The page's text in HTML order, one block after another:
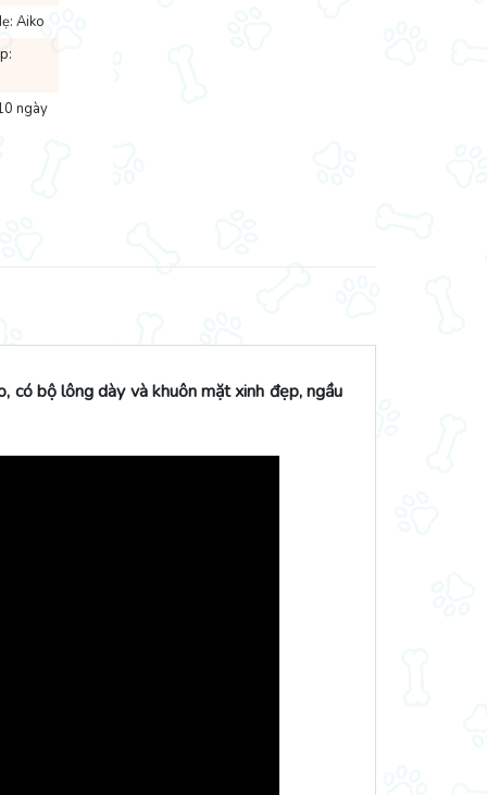
Aiko
ngày
có bộ lông dày và khuôn mặt xinh đẹp, ngầu